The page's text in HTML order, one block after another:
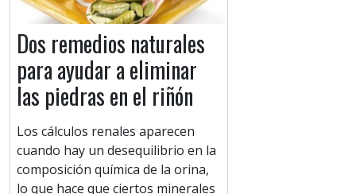
Dos remedios naturales
para ayudar a eliminar
las piedras en el riñón
Los cálculos renales aparecen
cuando hay un desequilibrio en la
composición química de la orina,
lo que hace que ciertos minerales